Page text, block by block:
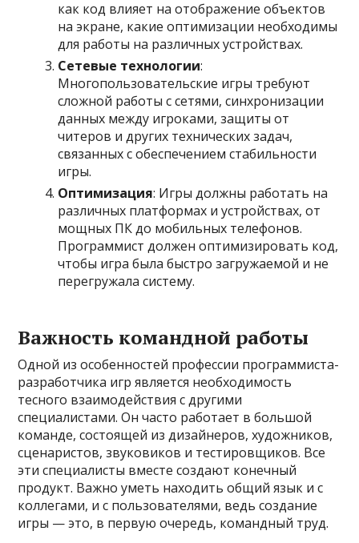
как код влияет на отображение объектов
на экране, какие оптимизации необходимы
для работы на различных устройствах.
Сетевые технологии:
Многопользовательские игры требуют
сложной работы с сетями, синхронизации
данных между игроками, защиты от
читеров и других технических задач,
связанных с обеспечением стабильности
игры.
Оптимизация: Игры должны работать на
различных платформах и устройствах, от
мощных ПК до мобильных телефонов.
Программист должен оптимизировать код,
чтобы игра была быстро загружаемой и не
перегружала систему.
Важность командной работы
Одной из особенностей профессии программиста-
разработчика игр является необходимость
тесного взаимодействия с другими
специалистами. Он часто работает в большой
команде, состоящей из дизайнеров, художников,
сценаристов, звуковиков и тестировщиков. Все
эти специалисты вместе создают конечный
продукт. Важно уметь находить общий язык и с
коллегами, и с пользователями, ведь создание
игры — это, в первую очередь, командный труд.